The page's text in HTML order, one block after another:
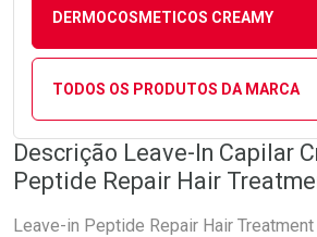
DERMOCOSMETICOS CREAMY
TODOS OS PRODUTOS DA MARCA
Descrição Leave-In Capilar
Peptide Repair Hair
Leave-in Peptide Repair Hair